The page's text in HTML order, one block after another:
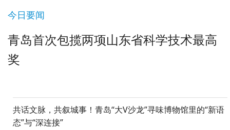
今日要闻
青岛首次包揽两项山东省科学技术最高
奖
共话文脉，共叙城事！青岛“大V沙龙”寻味博物馆里的“新语
态”与“深连接”